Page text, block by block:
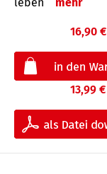
16,90 €
13,99 €